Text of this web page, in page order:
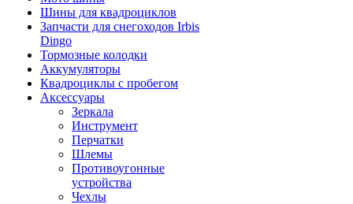
Шины для квадроциклов
Запчасти для снегоходов Irbis
Dingo
Тормозные колодки
Аккумуляторы
Квадроциклы с пробегом
Аксессуары
Зеркала
Инструмент
Перчатки
Шлемы
Противоугонные
устройства
Чехлы